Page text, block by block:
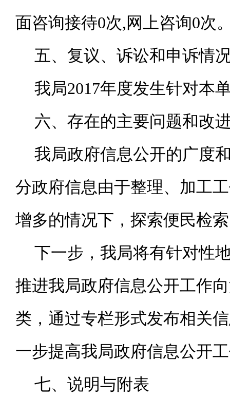
面咨询接待0次,网上咨询0次
五、复议、诉讼和申诉情
我局2017年度发生针对本
六、存在的主要问题和改
我局政府信息公开的广度
分政府信息由于整理、加工
增多的情况下，探索便民检
下一步，我局将有针对性
推进我局政府信息公开工作
类，通过专栏形式发布相关
一步提高我局政府信息公开
七、说明与附表